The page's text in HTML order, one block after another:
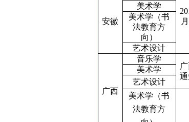
安徽
月
美术学
美术学（书
法教育方
向）
艺术设计
广西
音乐学
美术学
艺术设计
美术学（书
法教育方